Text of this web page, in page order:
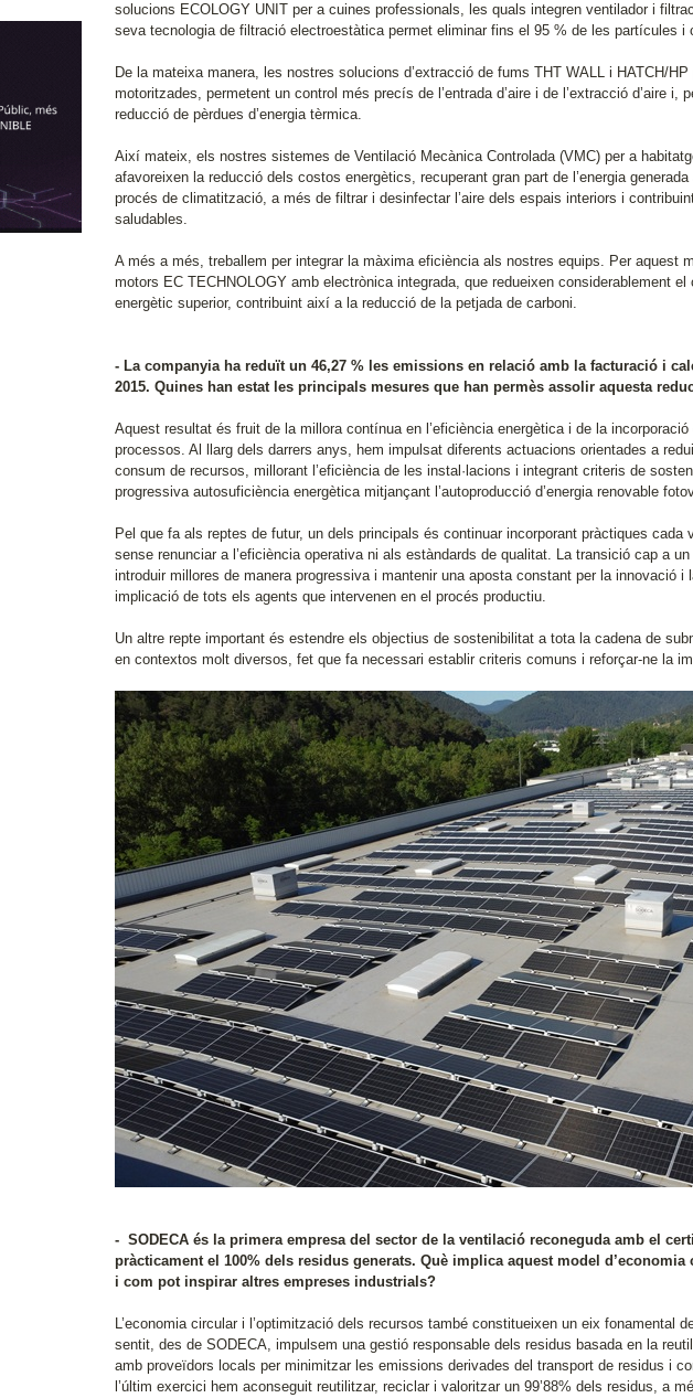
solucions ECOLOGY UNIT per a cuines professionals, les quals integren ventilador i
seva tecnologia de filtració electroestàtica permet eliminar fins el 95 % de les partícules i
De la mateixa manera, les nostres solucions d’extracció de fums THT WALL i HATCH/
motoritzades, permetent un control més precís de l’entrada d’aire i de l’extracció d’aire
reducció de pèrdues d’energia tèrmica.
Així mateix, els nostres sistemes de Ventilació Mecànica Controlada (VMC) per a
afavoreixen la reducció dels costos energètics, recuperant gran part de l’energia
procés de climatització, a més de filtrar i desinfectar l’aire dels espais interiors i
saludables.
A més a més, treballem per integrar la màxima eficiència als nostres equips. Per aquest
motors EC TECHNOLOGY amb electrònica integrada, que redueixen considerablement
energètic superior, contribuint així a la reducció de la petjada de carboni.
- La companyia ha reduït un 46,27 % les emissions en relació amb la facturació i
2015. Quines han estat les principals mesures que han permès assolir aquesta
Aquest resultat és fruit de la millora contínua en l’eficiència energètica i de la
processos. Al llarg dels darrers anys, hem impulsat diferents actuacions orientades a
consum de recursos, millorant l’eficiència de les instal·lacions i integrant criteris de
progressiva autosuficiència energètica mitjançant l’autoproducció d’energia renovable
Pel que fa als reptes de futur, un dels principals és continuar incorporant pràctiques
sense renunciar a l’eficiència operativa ni als estàndards de qualitat. La transició cap a
introduir millores de manera progressiva i mantenir una aposta constant per la innovació
implicació de tots els agents que intervenen en el procés productiu.
Un altre repte important és estendre els objectius de sostenibilitat a tota la cadena de
en contextos molt diversos, fet que fa necessari establir criteris comuns i reforçar-ne la
- SODECA és la primera empresa del sector de la ventilació reconeguda amb el
pràcticament el 100% dels residus generats. Què implica aquest model
i com pot inspirar altres empreses industrials?
L’economia circular i l’optimització dels recursos també constitueixen un eix fonamental
sentit, des de SODECA, impulsem una gestió responsable dels residus basada en la
amb proveïdors locals per minimitzar les emissions derivades del transport de residus i
l’últim exercici hem aconseguit reutilitzar, reciclar i valoritzar un 99’88% dels residus, a